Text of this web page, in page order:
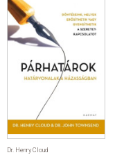
Dr. Henry Cloud
SAJTÓANYAGOK
HÍREK
KAPCSOLAT
ELŐRENDELHETŐ KIADVÁNYOK